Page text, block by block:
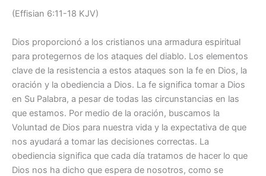
(Effisian 6:11-18 KJV)
Dios proporcionó a los cristianos una armadura espiritual
para protegernos de los ataques del diablo. Los elementos
clave de la resistencia a estos ataques son la fe en Dios, la
oración y la obediencia a Dios. La fe significa tomar a Dios
en Su Palabra, a pesar de todas las circunstancias en las
que estamos. Por medio de la oración, buscamos la
Voluntad de Dios para nuestra vida y la expectativa de que
nos ayudará a tomar las decisiones correctas. La
obediencia significa que cada día tratamos de hacer lo que
Dios nos ha dicho que espera de nosotros, como se